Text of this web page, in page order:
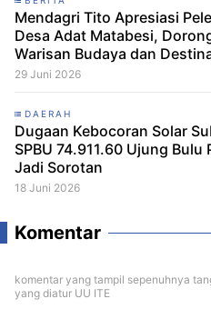
Mendagri Tito Apresiasi
Desa Adat Matabesi,
Warisan Budaya dan
29 Juni 2026
DAERAH
Dugaan Kebocoran Solar
SPBU 74.911.60 Ujung Bulu
Jadi Sorotan
18 Juni 2026
Komentar
komentar yang tampil sepenuhnya
yang diatur UU ITE